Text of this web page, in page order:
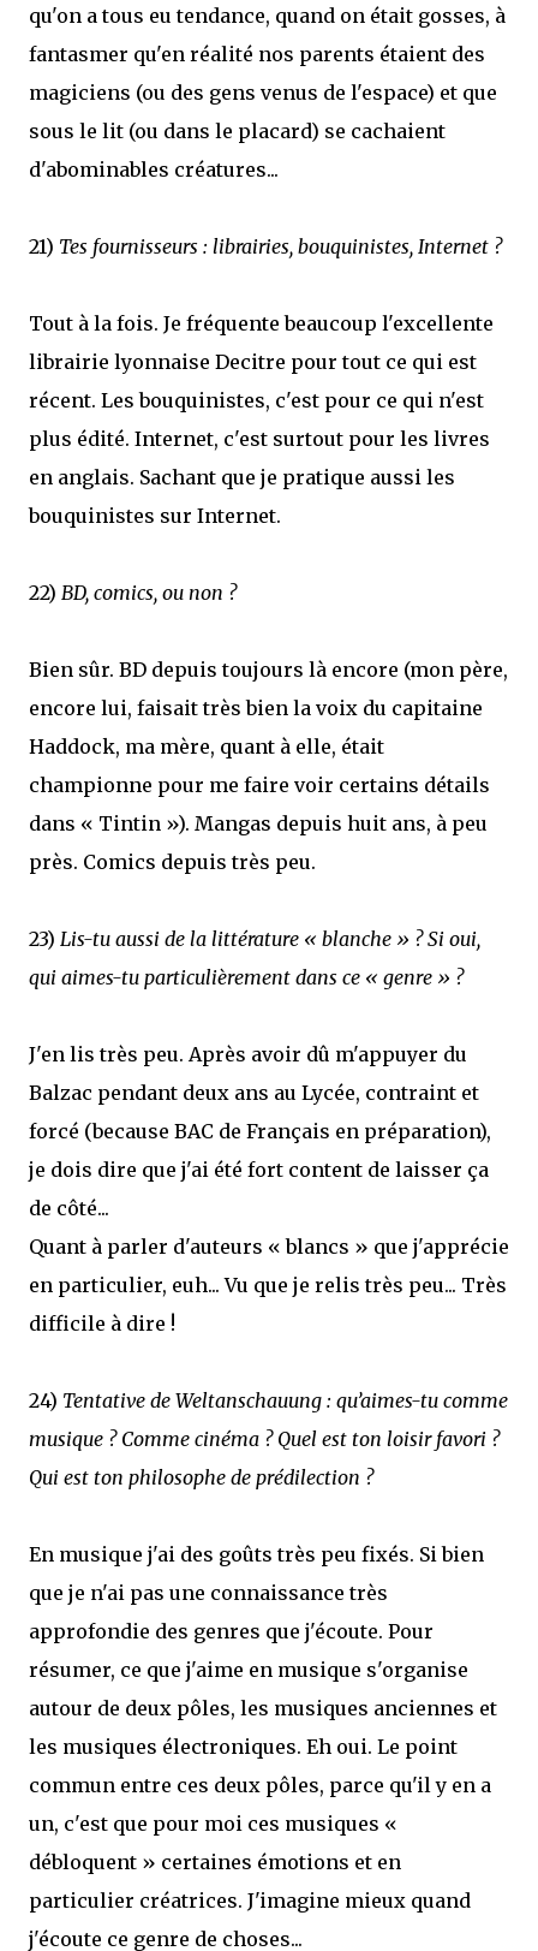
qu'on a tous eu tendance, quand on était gosses, à
fantasmer qu'en réalité nos parents étaient des
magiciens (ou des gens venus de l'espace) et que
sous le lit (ou dans le placard) se cachaient
d'abominables créatures...
21) Tes fournisseurs : librairies, bouquinistes, Internet ?
Tout à la fois. Je fréquente beaucoup l'excellente
librairie lyonnaise Decitre pour tout ce qui est
récent. Les bouquinistes, c'est pour ce qui n'est
plus édité. Internet, c'est surtout pour les livres
en anglais. Sachant que je pratique aussi les
bouquinistes sur Internet.
22) BD, comics, ou non ?
Bien sûr. BD depuis toujours là encore (mon père,
encore lui, faisait très bien la voix du capitaine
Haddock, ma mère, quant à elle, était
championne pour me faire voir certains détails
dans « Tintin »). Mangas depuis huit ans, à peu
près. Comics depuis très peu.
23) Lis-tu aussi de la littérature « blanche » ? Si oui,
qui aimes-tu particulièrement dans ce « genre » ?
J'en lis très peu. Après avoir dû m'appuyer du
Balzac pendant deux ans au Lycée, contraint et
forcé (because BAC de Français en préparation),
je dois dire que j'ai été fort content de laisser ça
de côté...
Quant à parler d'auteurs « blancs » que j'apprécie
en particulier, euh... Vu que je relis très peu... Très
difficile à dire !
24) Tentative de Weltanschauung : qu’aimes-tu comme
musique ? Comme cinéma ? Quel est ton loisir favori ?
Qui est ton philosophe de prédilection ?
En musique j'ai des goûts très peu fixés. Si bien
que je n'ai pas une connaissance très
approfondie des genres que j'écoute. Pour
résumer, ce que j'aime en musique s'organise
autour de deux pôles, les musiques anciennes et
les musiques électroniques. Eh oui. Le point
commun entre ces deux pôles, parce qu'il y en a
un, c'est que pour moi ces musiques «
débloquent » certaines émotions et en
particulier créatrices. J'imagine mieux quand
j'écoute ce genre de choses...